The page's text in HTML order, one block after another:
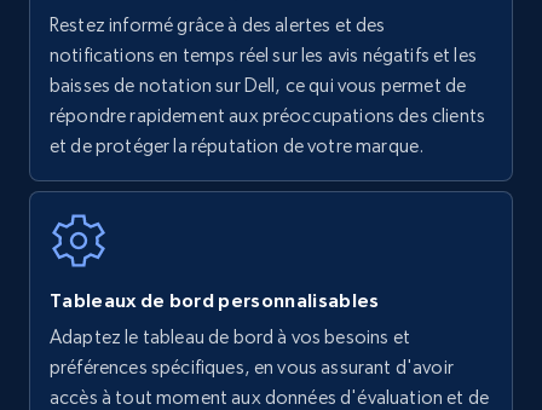
Amazon Reviews
URL, Product name, Product rating, Product
rating object, Product rating max, Rating,
Author name, Asin, and more.
URL, Final price, Sku, Currency, Gtin,
Specifications, Image urls, Top reviews, and
Restez informé grâce à des alertes et des
notifications en temps réel sur les avis négatifs et les
baisses de notation sur Dell, ce qui vous permet de
répondre rapidement aux préoccupations des clients
et de protéger la réputation de votre marque.
Tableaux de bord personnalisables
Adaptez le tableau de bord à vos besoins et
préférences spécifiques, en vous assurant d'avoir
accès à tout moment aux données d'évaluation et de